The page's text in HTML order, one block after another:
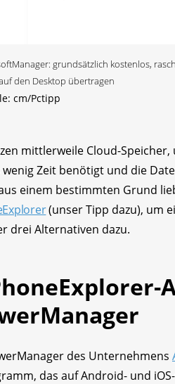
grundsätzlich kostenlos,
den Desktop übertragen
cm/Pctipp
mittlerweile Cloud-
wenig Zeit benötigt und die
einem bestimmten Grund
(unser Tipp dazu), um
drei Alternativen dazu.
des Unternehmens
das auf Android- und